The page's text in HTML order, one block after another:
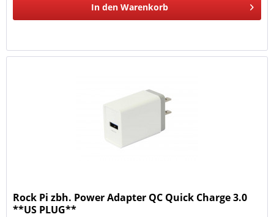
In den Warenkorb
Rock Pi zbh. Power Adapter QC Quick Charge 3.0
**US PLUG**